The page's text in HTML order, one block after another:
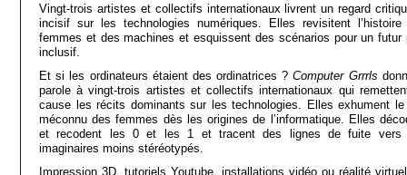
Vingt-trois artistes et collectifs internationaux livrent un regard
incisif sur les technologies numériques. Elles revisitent l’histoire
femmes et des machines et esquissent des scénarios pour un futur
inclusif.
Et si les ordinateurs étaient des ordinatrices ?Computer Grrrls
parole à vingt-trois artistes et collectifs internationaux qui
cause les récits dominants sur les technologies. Elles exhument le
méconnu des femmes dès les origines de l’informatique. Elles
et recodent les 0 et les 1 et tracent des lignes de fuite vers
imaginaires moins stéréotypés.
Impression 3D, tutoriels Youtube, installations vidéo ou réalité